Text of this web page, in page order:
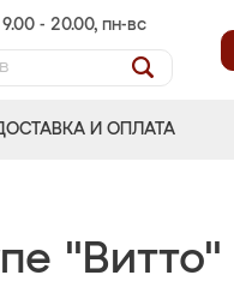
- 20.00, пн-вс
И ОПЛАТА
"Витто"